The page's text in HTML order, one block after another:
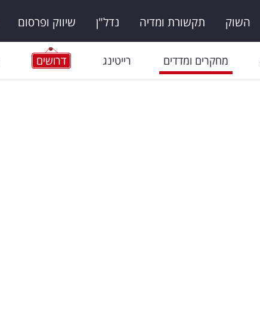
השוק תקשורת ומדיה נדל"ן שיווק ופרסום
מחקרים ומדדים רייטינג דרושים